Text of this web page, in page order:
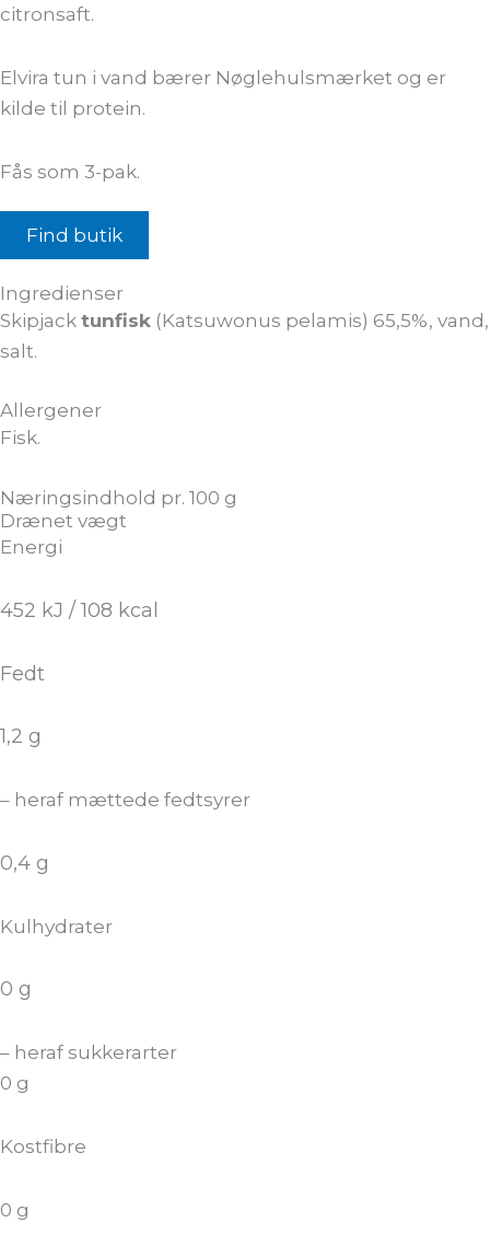
citronsaft.
Elvira tun i vand bærer Nøglehulsmærket og er
kilde til protein.
Fås som 3-pak.
Find butik
Ingredienser
Skipjack tunfisk (Katsuwonus pelamis) 65,5%, vand,
salt.
Allergener
Fisk.
Næringsindhold pr. 100 g
Drænet vægt
Energi
452 kJ / 108 kcal
Fedt
1,2 g
– heraf mættede fedtsyrer
0,4 g
Kulhydrater
0 g
– heraf sukkerarter
0 g
Kostfibre
0 g